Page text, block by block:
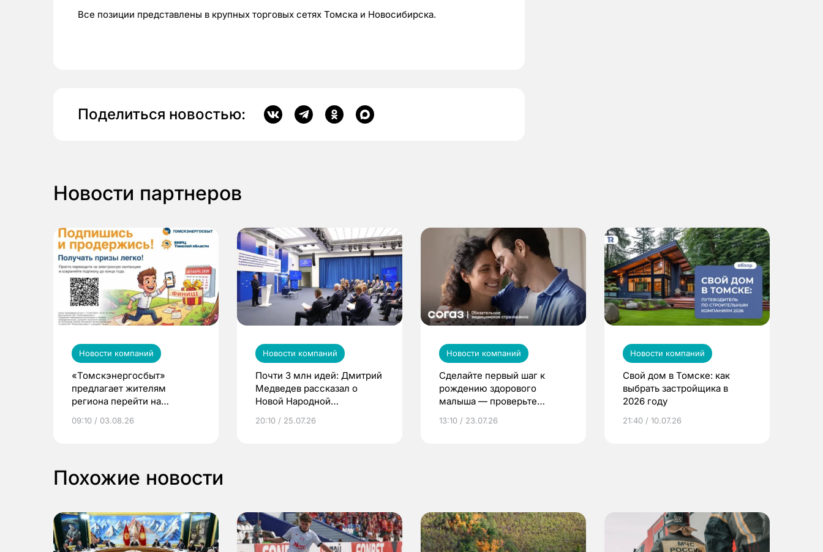
Все позиции представлены в крупных торговых сетях Томска и Новосибирска.
Поделиться новостью:
Новости партнеров
Новости компаний
«Томскэнергосбыт»
предлагает жителям
региона перейти на
выиграть призы
09:10 / 03.08.26
Новости компаний
Почти 3 млн идей: Дмитрий
Медведев рассказал о
Новой Народной
20:10 / 25.07.26
Новости компаний
Сделайте первый шаг к
рождению здорового
малыша — проверьте
по ОМС!
13:10 / 23.07.26
Новости компаний
Свой дом в Томске: как
выбрать застройщика в
2026 году
21:40 / 10.07.26
Похожие новости